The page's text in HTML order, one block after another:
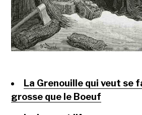
La Grenouille qui veut se
grosse que le Boeuf